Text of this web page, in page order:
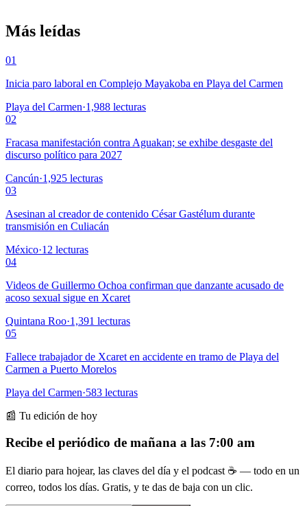
Más leídas
01
Inicia paro laboral en Complejo Mayakoba en Playa del Carmen
Playa del Carmen·1,988 lecturas
02
Fracasa manifestación contra Aguakan; se exhibe desgaste del
discurso político para 2027
Cancún·1,925 lecturas
03
Asesinan al creador de contenido César Gastélum durante
transmisión en Culiacán
México·12 lecturas
04
Videos de Guillermo Ochoa confirman que danzante acusado de
acoso sexual sigue en Xcaret
Quintana Roo·1,391 lecturas
05
Fallece trabajador de Xcaret en accidente en tramo de Playa del
Carmen a Puerto Morelos
Playa del Carmen·583 lecturas
📰 Tu edición de hoy
Recibe el periódico de mañana a las 7:00 am
El diario para hojear, las claves del día y el podcast ☕ — todo en un
correo, todos los días. Gratis, y te das de baja con un clic.